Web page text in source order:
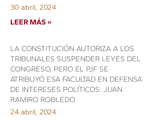
30 abril, 2024
LEER MÁS »
LA CONSTITUCIÓN AUTORIZA A LOS
TRIBUNALES SUSPENDER LEYES DEL
CONGRESO, PERO EL PJF SE
ATRIBUYÓ ESA FACULTAD EN DEFENSA
DE INTERESES POLÍTICOS: JUAN
RAMIRO ROBLEDO
24 abril, 2024